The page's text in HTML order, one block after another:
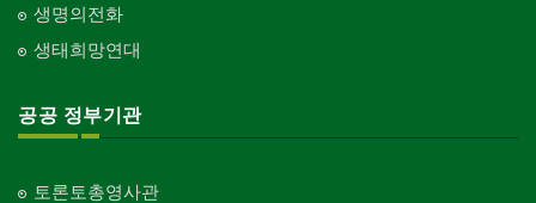
생명의전화
생태희망연대
공공 정부기관
토론토총영사관